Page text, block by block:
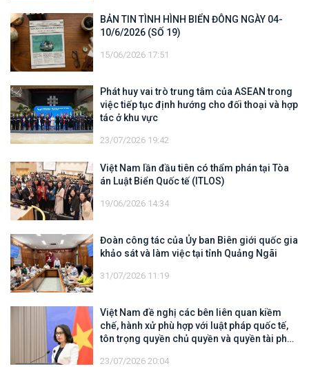
BẢN TIN TÌNH HÌNH BIỂN ĐÔNG NGÀY 04-
10/6/2026 (SỐ 19)
15/06/2026 17:51
Phát huy vai trò trung tâm của ASEAN trong
việc tiếp tục định hướng cho đối thoại và hợp
tác ở khu vực
23/07/2026 19:42
Việt Nam lần đầu tiên có thẩm phán tại Tòa
án Luật Biển Quốc tế (ITLOS)
19/06/2026 14:34
Đoàn công tác của Ủy ban Biên giới quốc gia
khảo sát và làm việc tại tỉnh Quảng Ngãi
31/07/2026 11:19
Việt Nam đề nghị các bên liên quan kiềm
chế, hành xử phù hợp với luật pháp quốc tế,
tôn trọng quyền chủ quyền và quyền tài phán
địa của quốc gia ven biển
23/07/2026 20:04